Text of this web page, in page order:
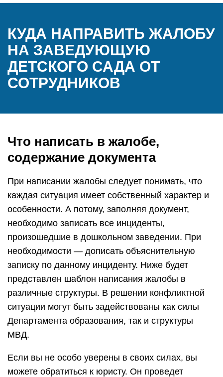
КУДА НАПРАВИТЬ ЖАЛОБУ
НА ЗАВЕДУЮЩУЮ
ДЕТСКОГО САДА ОТ
СОТРУДНИКОВ
Что написать в жалобе,
содержание документа
При написании жалобы следует понимать, что
каждая ситуация имеет собственный характер и
особенности. А потому, заполняя документ,
необходимо записать все инциденты,
произошедшие в дошкольном заведении. При
необходимости — дописать объяснительную
записку по данному инциденту. Ниже будет
представлен шаблон написания жалобы в
различные структуры. В решении конфликтной
ситуации могут быть задействованы как силы
Департамента образования, так и структуры
МВД.
Если вы не особо уверены в своих силах, вы
можете обратиться к юристу. Он проведет